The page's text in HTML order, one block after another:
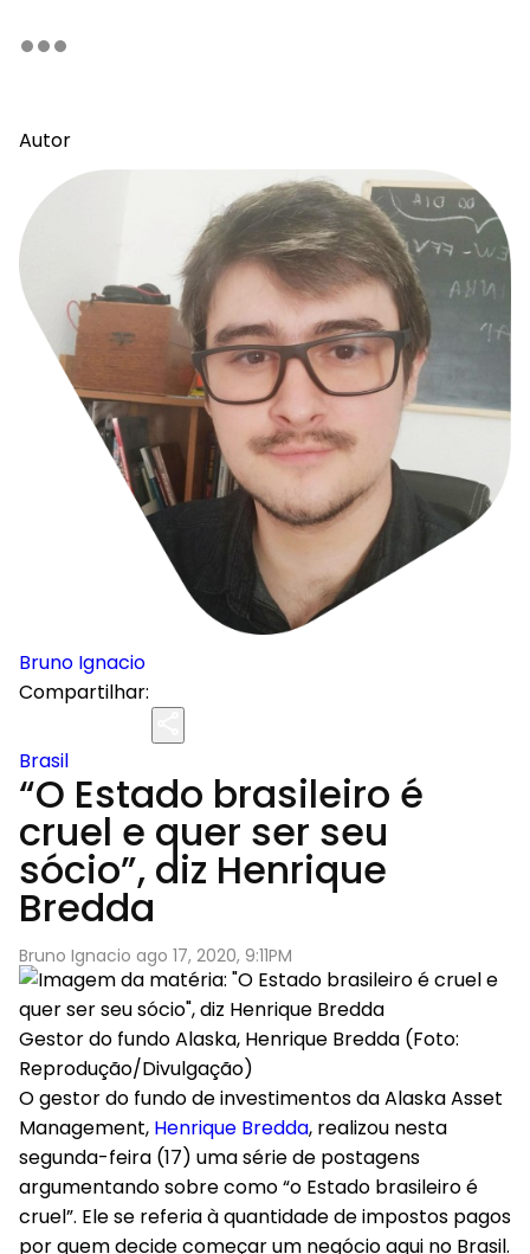
Autor
Brasil
“O Estado brasileiro é
cruel e quer ser seu
sócio”, diz Henrique
Bredda
Bruno Ignacio ago 17, 2020, 9:11PM
Gestor do fundo Alaska, Henrique Bredda (Foto:
Reprodução/Divulgação)
O gestor do fundo de investimentos da Alaska Asset
Management,Henrique Bredda, realizou nesta
segunda-feira (17) uma série de postagens
argumentando sobre como “o Estado brasileiro é